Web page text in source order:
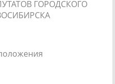
ГОРОДСКОГО